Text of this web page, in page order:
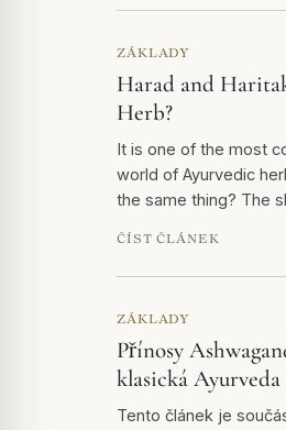
ZÁKLADY
Harad and
Herb?
It is one of the most
world of Ayurvedic
the same thing? The
ČÍST ČLÁNEK
ZÁKLADY
Přínosy
klasická Ayurveda
Tento článek je